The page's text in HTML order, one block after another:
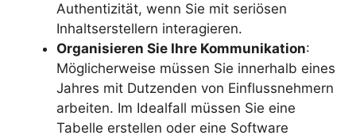
Authentizität, wenn Sie mit seriösen
Inhaltserstellern interagieren.
Organisieren Sie Ihre Kommunikation:
Möglicherweise müssen Sie innerhalb eines
Jahres mit Dutzenden von Einflussnehmern
arbeiten. Im Idealfall müssen Sie eine
Tabelle erstellen oder eine Software